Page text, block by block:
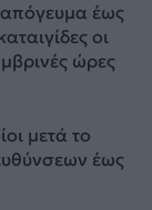
απόγευμα έως
οι
ώρες
μετά το
έως